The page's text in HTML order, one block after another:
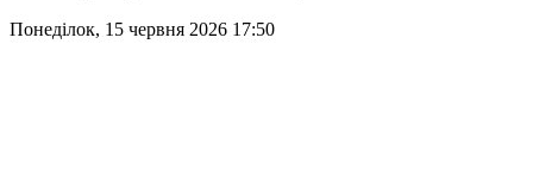
Понеділок, 15 червня 2026 17:50